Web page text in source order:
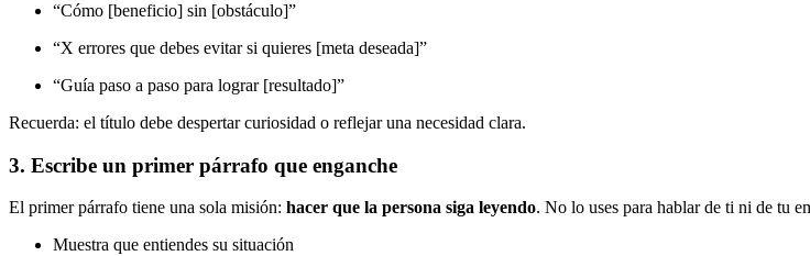
“Cómo [beneficio] sin [obstáculo]”
“X errores que debes evitar si quieres [meta deseada]”
“Guía paso a paso para lograr [resultado]”
Recuerda: el título debe despertar curiosidad o reflejar una necesidad clara.
3. Escribe un primer párrafo que enganche
El primer párrafo tiene una sola misión: hacer que la persona siga leyendo. No lo uses para hablar de ti ni de tu
Muestra que entiendes su situación